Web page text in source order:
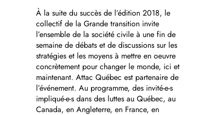
À la suite du succès de l’édition 2018, le
collectif de la Grande transition invite
l’ensemble de la société civile à une fin de
semaine de débats et de discussions sur les
stratégies et les moyens à mettre en oeuvre
concrètement pour changer le monde, ici et
maintenant. Attac Québec est partenaire de
l’événement. Au programme, des invité-e-s
impliqué-e-s dans des luttes au Québec, au
Canada, en Angleterre, en France, en